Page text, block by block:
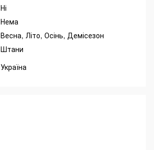
Ні
Нема
Весна, Літо, Осінь, Демісезон
Штани
Україна